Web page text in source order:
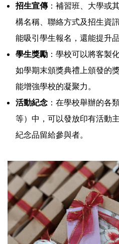
招生宣傳：補習班、大學或
構名稱、聯絡方式及招生資
能吸引學生報名，還能提升品
學生獎勵 ：學校可以將客製
如學期末頒獎典禮上頒發的
能增強學校的凝聚力。
活動紀念 ：在學校舉辦的各
等）中，可以發放印有活動
紀念品留給參與者。